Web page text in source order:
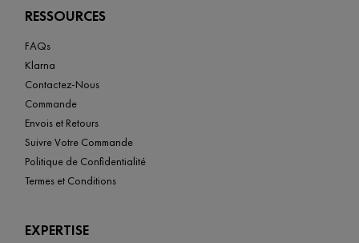
RESSOURCES
FAQs
Klarna
Contactez-Nous
Commande
Envois et Retours
Suivre Votre Commande
Politique de Confidentialité
Termes et Conditions
EXPERTISE